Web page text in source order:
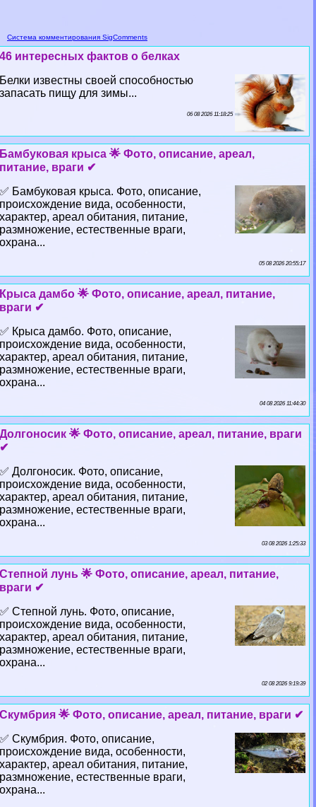
Система комментирования SigComments
46 интересных фактов о белках
Белки известны своей способностью
запасать пищу для зимы...
06 08 2026 11:18:25
Бамбуковая крыса 🌟 Фото, описание, ареал,
питание, враги ✔
✅ Бамбуковая крыса. Фото, описание,
происхождение вида, особенности,
хаpaктер, ареал обитания, питание,
размножение, естественные враги,
охрана...
05 08 2026 20:55:17
Крыса дамбо 🌟 Фото, описание, ареал, питание,
враги ✔
✅ Крыса дамбо. Фото, описание,
происхождение вида, особенности,
хаpaктер, ареал обитания, питание,
размножение, естественные враги,
охрана...
04 08 2026 11:44:30
Долгоносик 🌟 Фото, описание, ареал, питание, враги
✔
✅ Долгоносик. Фото, описание,
происхождение вида, особенности,
хаpaктер, ареал обитания, питание,
размножение, естественные враги,
охрана...
03 08 2026 1:25:33
Степной лунь 🌟 Фото, описание, ареал, питание,
враги ✔
✅ Степной лунь. Фото, описание,
происхождение вида, особенности,
хаpaктер, ареал обитания, питание,
размножение, естественные враги,
охрана...
02 08 2026 9:19:39
Скумбрия 🌟 Фото, описание, ареал, питание, враги ✔
✅ Скумбрия. Фото, описание,
происхождение вида, особенности,
хаpaктер, ареал обитания, питание,
размножение, естественные враги,
охрана...